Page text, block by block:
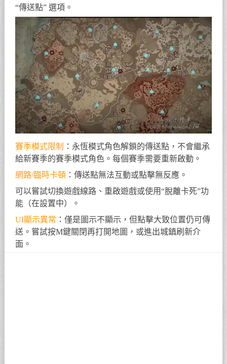
“傳送點” 選項。
賽季模式限制
：永恆模式角色解鎖的傳送點，不會繼承
給新賽季的賽季模式角色。每個賽季需要重新啟動。
網路/臨時卡頓 ：傳送點無法互動或點擊無反應。
可以嘗試切換遊戲線路、重啟遊戲或使用“脫離卡死”功
能（在設置中）。
UI顯示異常 ：僅是圖示不顯示，但點擊大致位置仍可傳
送。嘗試按M鍵關閉再打開地圖，或進出城鎮刷新介
面。